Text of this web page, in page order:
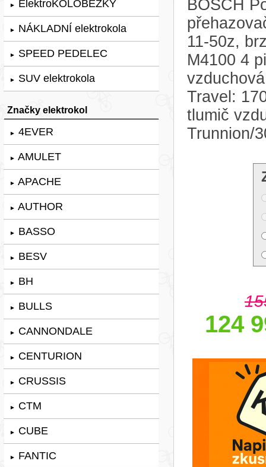
► ElektroKOLOBĚŽKY
► NÁKLADNÍ elektrokola
► SPEED PEDELEC
► SUV elektrokola
Značky elektrokol
► 4EVER
► AMULET
► APACHE
► AUTHOR
► BASSO
► BESV
► BH
► BULLS
► CANNONDALE
► CENTURION
► CRUSSIS
► CTM
► CUBE
► FANTIC
BOSCH
11-50z,
M4100 4
Travel:
tlumič
Trunnion/
124